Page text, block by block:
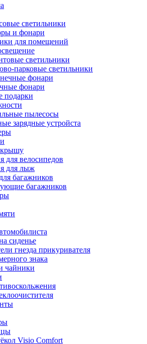
светильники
и фонари
для помещений
светильники
парковые светильники
фонари
фонари
подарки
пылесосы
зарядные устройста
для велосипедов
для лыж
багажников
багажников
сиденье
гнезда прикуривателя
знака
чайники
Visio Comfort